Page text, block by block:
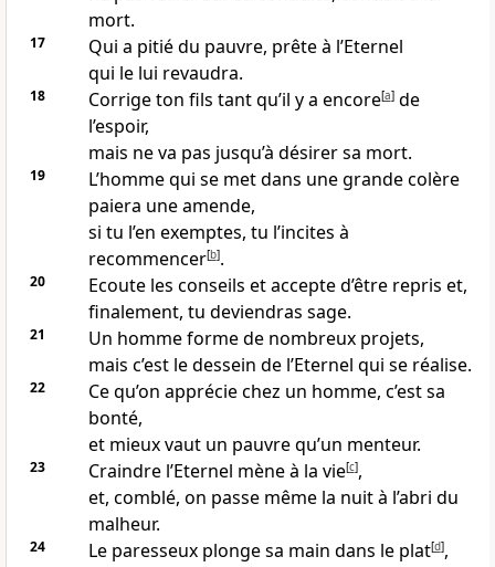
mort.
17
Qui a pitié du pauvre, prête à l’Eternel
qui le lui revaudra.
18 Corrige ton fils tant qu’il y a encore[a]de
l’espoir,
mais ne va pas jusqu’à désirer sa mort.
19
L’homme qui se met dans une grande colère
paiera une amende,
si tu l’en exemptes, tu l’incites à
recommencer[b].
20
Ecoute les conseils et accepte d’être repris et,
finalement, tu deviendras sage.
21
Un homme forme de nombreux projets,
mais c’est le dessein de l’Eternel qui se réalise.
22
Ce qu’on apprécie chez un homme, c’est sa
bonté,
et mieux vaut un pauvre qu’un menteur.
23 Craindre l’Eternel mène à la vie[c],
et, comblé, on passe même la nuit à l’abri du
malheur.
24 Le paresseux plonge sa main dans le plat[d],